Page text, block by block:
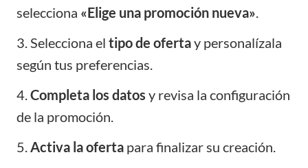
selecciona «Elige una promoción nueva».
3. Selecciona el tipo de ofertay personalízala
según tus preferencias.
4.Completa los datos y revisa la configuración
de la promoción.
5.Activa la oferta para finalizar su creación.